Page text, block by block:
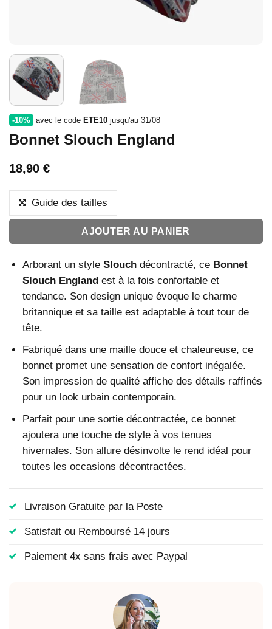
-10% avec le code ETE10 jusqu'au 31/08
Bonnet Slouch England
18,90 €
Guide des tailles
AJOUTER AU PANIER
Arborant un style Slouchdécontracté, ce Bonnet
Slouch Englandest à la fois confortable et
tendance. Son design unique évoque le charme
britannique et sa taille est adaptable à tout tour de
tête.
Fabriqué dans une maille douce et chaleureuse, ce
bonnet promet une sensation de confort inégalée.
Son impression de qualité affiche des détails raffinés
pour un look urbain contemporain.
Parfait pour une sortie décontractée, ce bonnet
ajoutera une touche de style à vos tenues
hivernales. Son allure désinvolte le rend idéal pour
toutes les occasions décontractées.
Livraison Gratuite par la Poste
Satisfait ou Remboursé 14 jours
Paiement 4x sans frais avec Paypal